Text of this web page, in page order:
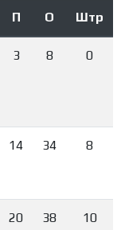
П О Штр
3 8 0
14 34 8
20 38 10